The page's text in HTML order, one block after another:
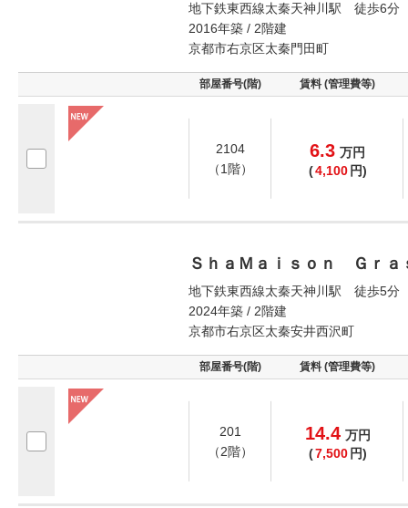
地下鉄東西線太秦天神川駅 徒歩6分
2016年築 / 2階建
京都市右京区太秦門田町
部屋番号(階) 賃料 (管理費等)
2104
（1階）
6.3 万円
(4,100 円)
ＳｈａＭａｉｓｏｎ Ｇｒａ
地下鉄東西線太秦天神川駅 徒歩5分
2024年築 / 2階建
京都市右京区太秦安井西沢町
部屋番号(階) 賃料 (管理費等)
201
（2階）
14.4 万円
(7,500 円)